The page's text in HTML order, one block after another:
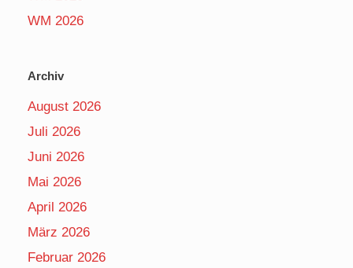
WM 2026
Archiv
August 2026
Juli 2026
Juni 2026
Mai 2026
April 2026
März 2026
Februar 2026